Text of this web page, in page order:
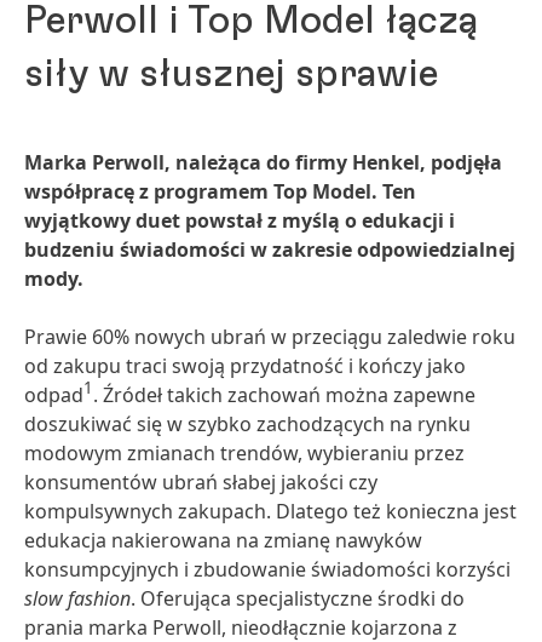
Perwoll i Top Model łączą
siły w słusznej sprawie
Marka Perwoll, należąca do firmy Henkel, podjęła
współpracę z programem Top Model. Ten
wyjątkowy duet powstał z myślą o edukacji i
budzeniu świadomości w zakresie odpowiedzialnej
mody.
Prawie 60% nowych ubrań w przeciągu zaledwie roku
od zakupu traci swoją przydatność i kończy jako
odpad1 . Źródeł takich zachowań można zapewne
doszukiwać się w szybko zachodzących na rynku
modowym zmianach trendów, wybieraniu przez
konsumentów ubrań słabej jakości czy
kompulsywnych zakupach. Dlatego też konieczna jest
edukacja nakierowana na zmianę nawyków
konsumpcyjnych i zbudowanie świadomości korzyści
slow fashion. Oferująca specjalistyczne środki do
prania marka Perwoll, nieodłącznie kojarzona z